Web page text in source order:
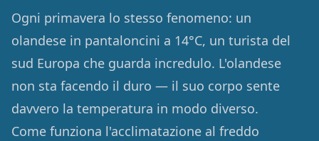
Ogni primavera lo stesso fenomeno: un
olandese in pantaloncini a 14°C, un turista del
sud Europa che guarda incredulo. L'olandese
non sta facendo il duro — il suo corpo sente
davvero la temperatura in modo diverso.
Come funziona l'acclimatazione al freddo